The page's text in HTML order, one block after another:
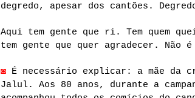
degredo, apesar dos cantões.
Aqui tem gente que ri. Tem quem
tem gente que quer agradecer. Não é
◙ É necessário explicar: a mãe da
Jalul. Aos 80 anos, durante a